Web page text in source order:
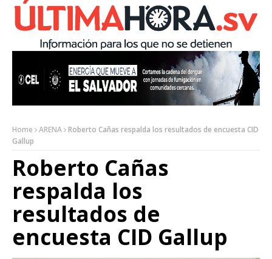
Home ARENA Roberto Cañas respalda los resultados de encuesta CID
Gallup
Roberto Cañas
respalda los
resultados de
encuesta CID Gallup